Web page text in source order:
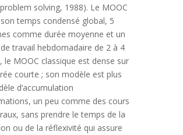
solving, 1988). Le MOOC
temps condensé global, 5
comme durée moyenne et un
travail hebdomadaire de 2 à 4
le MOOC classique est dense sur
courte ; son modèle est plus
d’accumulation
un peu comme des cours
sans prendre le temps de la
ou de la réflexivité qui assure